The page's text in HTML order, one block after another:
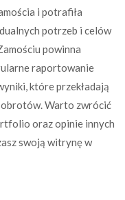
i potrafiła
potrzeb i celów
powinna
raportowanie
które przekładają
Warto zwrócić
oraz opinie innych
swoją witrynę w